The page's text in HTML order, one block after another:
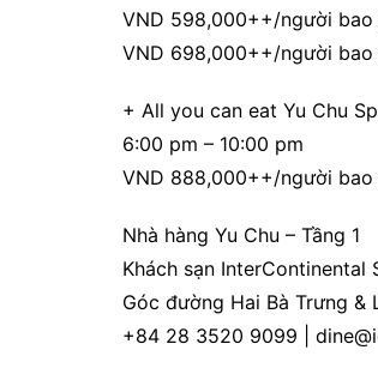
VND 598,000++/người
VND 698,000++/người
+ All you can eat Yu Chu
6:00 pm – 10:00 pm
VND 888,000++/người
Nhà hàng Yu Chu – Tầng 1
Khách sạn InterContinental
Góc đường Hai Bà Trưng &
+84 28 3520 9099 |